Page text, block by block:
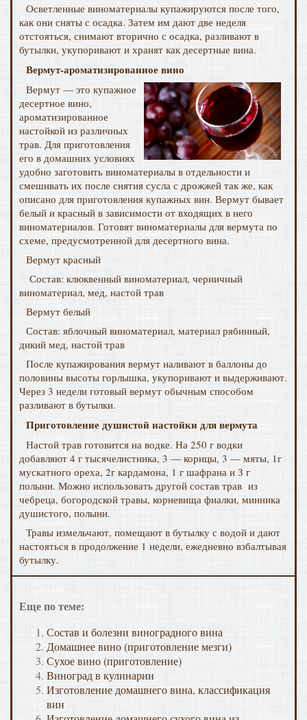
Осветленные виноматериалы купажируются после того,
как они сняты с осадка. Затем им дают две неделя
отстояться, снимают вторично с осадка, разливают в
бутылки, укупоривают и хранят как десертные вина.
Вермут-ароматизированное вино
Вермут — это купажное
десертное вино,
ароматизированное
настойкой из различных
трав. Для приготовления
его в домашних условиях
удобно заготовить виноматериалы в отдельности и
смешивать их после снятия сусла с дрожжей так же, как
описано для приготовления купажных вин. Вермут бывает
белый и красный в зависимости от входящих в него
виноматериалов. Готовят виноматериалы для вермута по
схеме, предусмотренной для десертного вина.
Вермут красный
Состав: клюквенный виноматериал, черничный
виноматериал, мед, настой трав
Вермут белый
Состав: яблочный виноматериал, материал рябинный,
дикий мед, настой трав
После купажирования вермут наливают в баллоны до
половины высоты горлышка, укупоривают и выдерживают.
Через 3 недели готовый вермут обычным способом
разливают в бутылки.
Приготовление душистой настойки для вермута
Настой трав готовится на водке. На 250 г водки
добавляют 4 г тысячелистника, 3 — корицы, 3 — мяты, 1г
мускатного ореха, 2г кардамона, 1 г шафрана и З г
полыни. Можно использовать другой состав трав из
чебреца, богородской травы, корневища фиалки, минника
душистого, полыни.
Травы измельчают, помещают в бутылку с водой и дают
настояться в продолжение 1 недели, ежедневно взбалтывая
бутылку.
Еще по теме:
Состав и болезни виноградного вина
Домашнее вино (приготовление мезги)
Сухое вино (приготовление)
Виноград в кулинарии
Изготовление домашнего вина, классификация
вин